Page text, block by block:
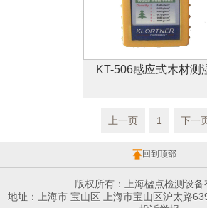
KT-506感应式木材测
上一页 1 下一
回到顶部
版权所有：上海楹点检测设备
地址：上海市 宝山区 上海市宝山区沪太路